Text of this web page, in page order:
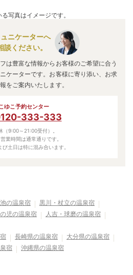
。
写真はイメージです。
ニケーターへ
ください。
は豊富な情報からお客様のご希望に合う
ケーターです。お客様に寄り添い、お求
をご案内いたします。
ゆこ予約センター
333-333
（9:00～21:00受付）。
業時間は通常通りです。
土日は特に混み合います。
の温泉宿
黒川・杖立の温泉宿
児の温泉宿
人吉・球磨の温泉宿
長崎県の温泉宿
大分県の温泉宿
宿 沖縄県の温泉宿